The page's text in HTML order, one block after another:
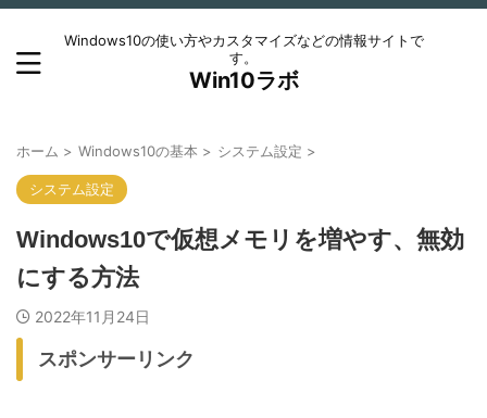
Windows10の使い方やカスタマイズなどの情報サイトで
す。
Win10ラボ
ホーム > Windows10の基本 > システム設定 >
システム設定
Windows10で仮想メモリを増やす、無効
にする方法
2022年11月24日
スポンサーリンク